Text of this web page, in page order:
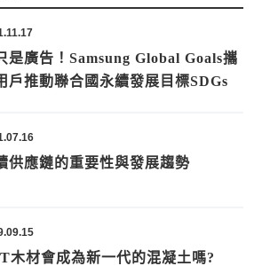
是廣告！Samsung Global Goals攜
戶推動聯合國永續發展目標SDGs
供應鏈的重要性與發展趨勢
木材會成為新一代的混凝土嗎?